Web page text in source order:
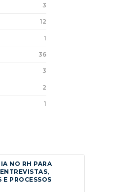
3
12
1
36
3
2
1
NO RH PARA
E PROCESSOS